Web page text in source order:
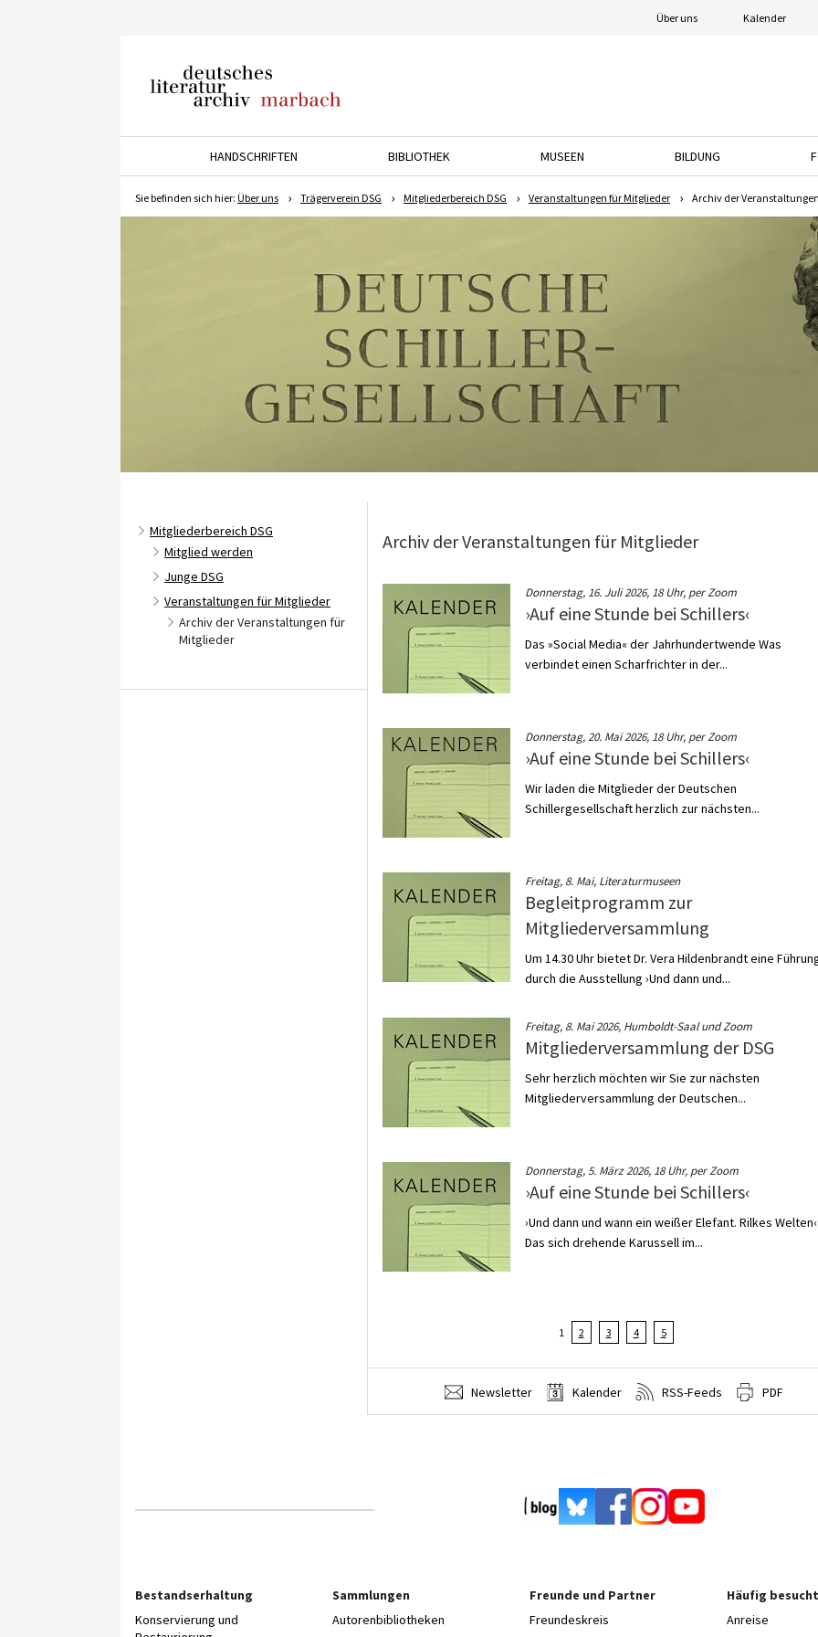
Über uns Kalender
Marbach
HANDSCHRIFTEN
BIBLIOTHEK
MUSEEN
BILDUNG
Sie befinden sich hier: Über uns Trägerverein DSG Mitgliederbereich DSG Veranstaltungen für Mitglieder Archiv der
Mitgliederbereich DSG
Mitglied werden
Junge DSG
Veranstaltungen für Mitglieder
Archiv der Veranstaltungen für
Mitglieder
Archiv der Veranstaltungen für Mitglieder
Donnerstag, 16. Juli 2026, 18 Uhr, per Zoom
›Auf eine Stunde bei Schillers‹
Das »Social Media« der Jahrhundertwende Was
verbindet einen Scharfrichter in der...
Donnerstag, 20. Mai 2026, 18 Uhr, per Zoom
›Auf eine Stunde bei Schillers‹
Wir laden die Mitglieder der Deutschen
Schillergesellschaft herzlich zur nächsten...
Freitag, 8. Mai, Literaturmuseen
Begleitprogramm zur
Mitgliederversammlung
Um 14.30 Uhr bietet Dr. Vera Hildenbrandt eine
durch die Ausstellung ›Und dann und...
Freitag, 8. Mai 2026, Humboldt-Saal und Zoom
Mitgliederversammlung der DSG
Sehr herzlich möchten wir Sie zur nächsten
Mitgliederversammlung der Deutschen...
Donnerstag, 5. März 2026, 18 Uhr, per Zoom
›Auf eine Stunde bei Schillers‹
›Und dann und wann ein weißer Elefant. Rilkes Welten‹
Das sich drehende Karussell im...
1 2 3 4 5
Newsletter Kalender RSS-Feeds PDF
Bestandserhaltung
Konservierung und
Sammlungen
Autorenbibliotheken
Freunde und Partner
Freundeskreis
Häufig
Anreise